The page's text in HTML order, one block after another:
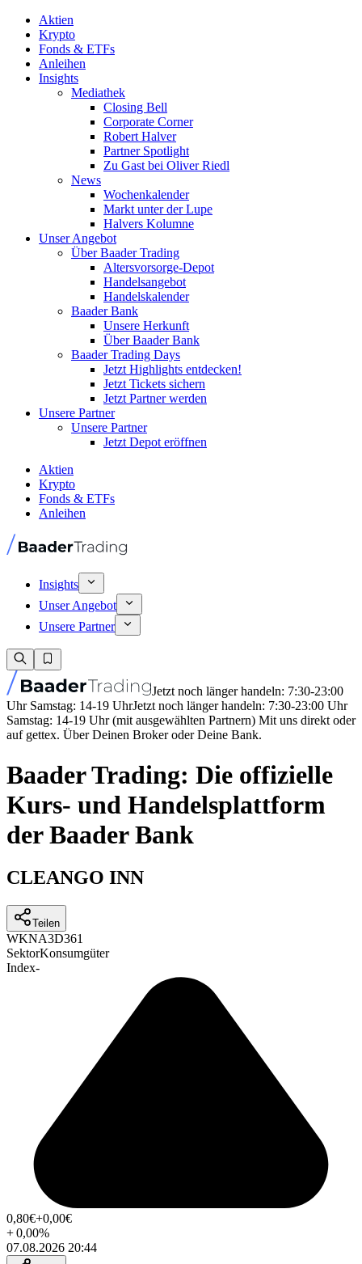
Aktien
Krypto
Fonds & ETFs
Anleihen
Insights
Mediathek
Closing Bell
Corporate Corner
Robert Halver
Partner Spotlight
Zu Gast bei Oliver Riedl
News
Wochenkalender
Markt unter der Lupe
Halvers Kolumne
Unser Angebot
Über Baader Trading
Altersvorsorge-Depot
Handelsangebot
Handelskalender
Baader Bank
Unsere Herkunft
Über Baader Bank
Baader Trading Days
Jetzt Highlights entdecken!
Jetzt Tickets sichern
Jetzt Partner werden
Unsere Partner
Unsere Partner
Jetzt Depot eröffnen
Aktien
Krypto
Fonds & ETFs
Anleihen
Insights
Unser Angebot
Unsere Partner
Jetzt noch länger handeln: 7:30-23:00
Uhr Samstag: 14-19 UhrJetzt noch länger handeln: 7:30-23:00 Uhr
Samstag: 14-19 Uhr (mit ausgewählten Partnern) Mit uns direkt oder
auf gettex. Über Deinen Broker oder Deine Bank.
Baader Trading: Die offizielle
Kurs- und Handelsplattform
der Baader Bank
CLEANGO INN
Teilen
WKNA3D361
SektorKonsumgüter
Index-
0,80€+0,00€
+0,00%
07.08.2026 20:44